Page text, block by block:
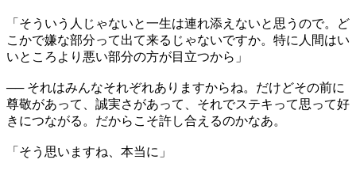
「そういう人じゃないと一生は連れ添えないと思うので。ど
こかで嫌な部分って出て来るじゃないですか。特に人間はい
いところより悪い部分の方が目立つから」
── それはみんなそれぞれありますからね。だけどその前に
尊敬があって、誠実さがあって、それでステキって思って好
きにつながる。だからこそ許し合えるのかなあ。
「そう思いますね、本当に」